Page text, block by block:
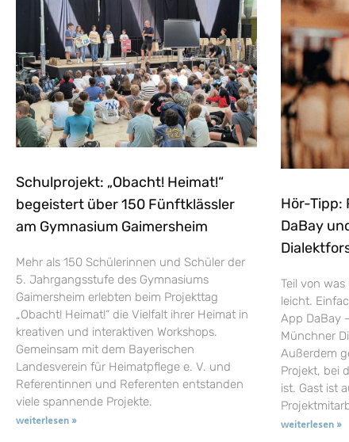
Schulprojekt: „Obacht! Heimat!“
begeistert über 150 Fünftklässler
am Gymnasium Gaimersheim
Mehr als 150 Schülerinnen und Schüler der
5. Jahrgangsstufe des Gymnasiums
Gaimersheim erlebten beim Projekttag
„Obacht! Heimat!“ die Vielfalt ihrer Heimat in
kreativen und interaktiven Workshops.
Gemeinsam mit dem Bayerischen
Landesverein für Heimatpflege e. V. und
Referentinnen und Referenten entstanden
viele spannende Projekte.
weiterlesen »
Hör-Tipp:
DaBay
Teil von
leicht.
App DaBay
Münchner
Außerdem
Projekt, bei
ist. Gast ist
weiterlesen »